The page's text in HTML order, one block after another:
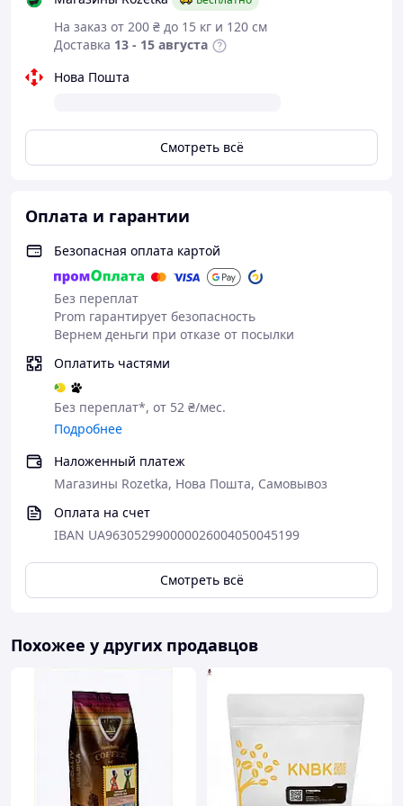
Характеристики
Обжарка▰▰
▱
✦ Щоколад
✦ Инжир
✦ Табак
Для каких способов приготовления
подходит
▶ автоматические кофемашины
▶ рожковые кофеварки
▶ турка (джезва)
▶ френч-прес
▶ гейзерная кофеварка
💎Почему наш кофе лучше магазинного
Кофе из супермаркета
❌ Пережаренный кофе, чтобы
зерен
❌ До 40% цены
это переплата за бренд,
глянцевую упаковку и наценку
дистрибьюторов
Наш кофе
На заказ от 200 ₴ до 15 кг и 120 см
Доставка 13 - 15 августа
Нова Пошта
Смотреть всё
Оплата и гарантии
Безопасная оплата картой
Без переплат
Prom гарантирует безопасность
Вернем деньги при отказе от посылки
Оплатить частями
Без переплат*, от 52 ₴/мес.
Подробнее
Наложенный платеж
Магазины Rozetka, Нова Пошта, Самовывоз
Оплата на счет
IBAN UA963052990000026004050045199
Смотреть всё
Похожее у других продавцов